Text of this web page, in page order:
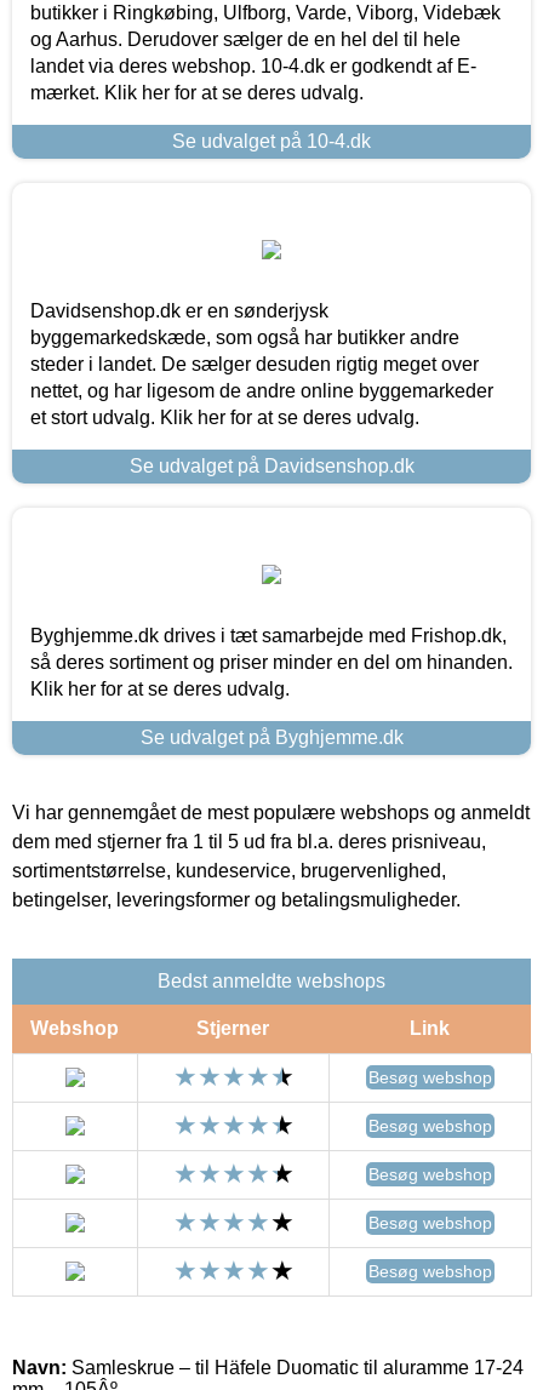
butikker i Ringkøbing, Ulfborg, Varde, Viborg, Videbæk
og Aarhus. Derudover sælger de en hel del til hele
landet via deres webshop. 10-4.dk er godkendt af E-
mærket. Klik her for at se deres udvalg.
Se udvalget på 10-4.dk
Davidsenshop.dk er en sønderjysk
byggemarkedskæde, som også har butikker andre
steder i landet. De sælger desuden rigtig meget over
nettet, og har ligesom de andre online byggemarkeder
et stort udvalg. Klik her for at se deres udvalg.
Se udvalget på Davidsenshop.dk
Byghjemme.dk drives i tæt samarbejde med Frishop.dk,
så deres sortiment og priser minder en del om hinanden.
Klik her for at se deres udvalg.
Se udvalget på Byghjemme.dk
Vi har gennemgået de mest populære webshops og anmeldt
dem med stjerner fra 1 til 5 ud fra bl.a. deres prisniveau,
sortimentstørrelse, kundeservice, brugervenlighed,
betingelser, leveringsformer og betalingsmuligheder.
Bedst anmeldte webshops
Webshop Stjerner Link
Besøg webshop
Besøg webshop
Besøg webshop
Besøg webshop
Besøg webshop
Navn: Samleskrue – til Häfele Duomatic til aluramme 17-24